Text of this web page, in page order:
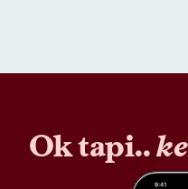
Ok tapi..